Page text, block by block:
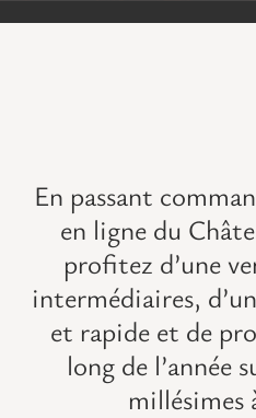
VISITES
ACTUALITÉS
CONTACT
MON PANIER
En passant
en ligne du
profitez d’une
intermédiaires,
et rapide et de
long de l’année
millésimes